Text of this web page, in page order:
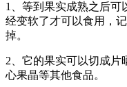
1、等到果实成熟之后可
经变软了才可以食用，
掉。
2、它的果实可以切成片
心果晶等其他食品。